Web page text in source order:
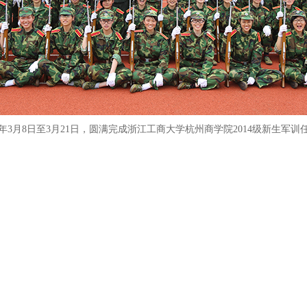
3月8日至3月21日，圆满完成浙江工商大学杭州商学院2014级新生军训